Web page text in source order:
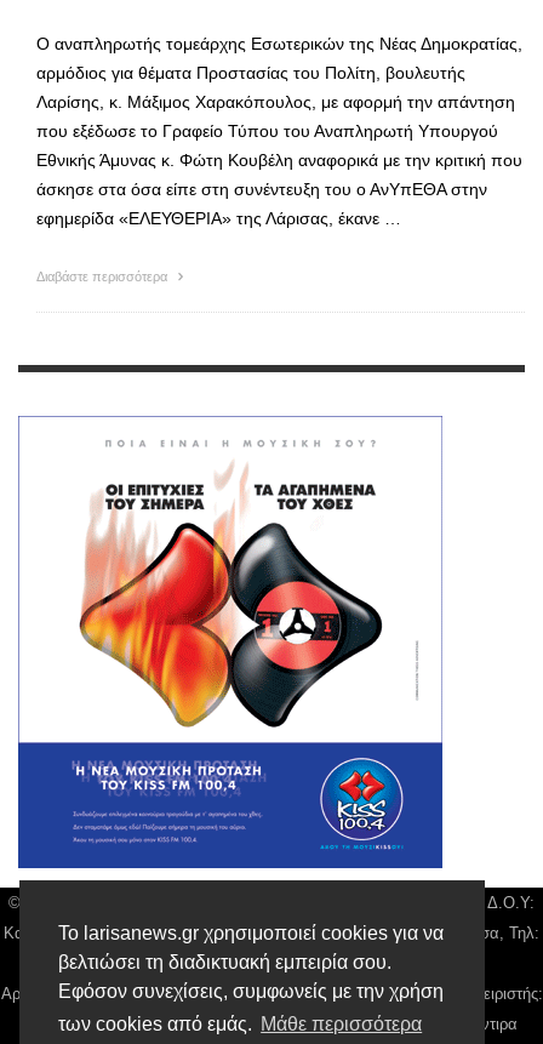
Το larisanews.gr χρησιμοποιεί cookies για να
βελτιώσει τη διαδικτυακή εμπειρία σου.
Εφόσον συνεχίσεις, συμφωνείς με την χρήση
των cookies από εμάς. Μάθε περισσότερα
Ο αναπληρωτής τομεάρχης Εσωτερικών της Νέας Δημοκρατίας,
αρμόδιος για θέματα Προστασίας του Πολίτη, βουλευτής
Λαρίσης, κ. Μάξιμος Χαρακόπουλος, με αφορμή την απάντηση
που εξέδωσε το Γραφείο Τύπου του Αναπληρωτή Υπουργού
Εθνικής Άμυνας κ. Φώτη Κουβέλη αναφορικά με την κριτική που
άσκησε στα όσα είπε στη συνέντευξη του ο ΑνΥπΕΘΑ στην
εφημερίδα «ΕΛΕΥΘΕΡΙΑ» της Λάρισας, έκανε …
Διαβάστε περισσότερα
© Larisa News | Διακριτικός Τίτλος: Orion Media, ΑΦΜ: 043750542, Δ.Ο.Υ:
Καρδίτσας, Υπο/μα Λάρισας, Δ/νση: Φαρμακίδου 36 τ.κ 41222 Λάρισα, Τηλ:
2410 259100, email: news@larisanews.gr
Αρ. Γεμή: 018804431000, Νόμιμος Εκπρόσωπος, Ιδιοκτήτης και Διαχειριστής:
Παναγιώτης Φιλίππου, Διευθύντρια: Γιαννουσά Βασιλική, Διευθύντιρα